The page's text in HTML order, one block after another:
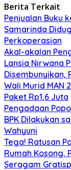
Berita Terkait
Penjualan Buku
Samarinda
Perkoperasian
Akal-akalan
Lansia Nirwana
Disembunyikan,
Wali Murid MAN
Paket Rp1,6 Juta
Pengadaan
BPK Dilakukan
Wahyuni
Tega! Ratusan
Rumah Kosong,
Seragam